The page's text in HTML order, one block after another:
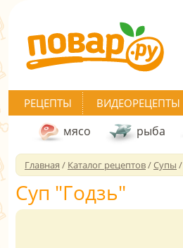
РЕЦЕПТЫ ВИДЕОРЕЦЕПТЫ
мясо рыба
Главная / Каталог рецептов/Супы /
Суп "Годзь"